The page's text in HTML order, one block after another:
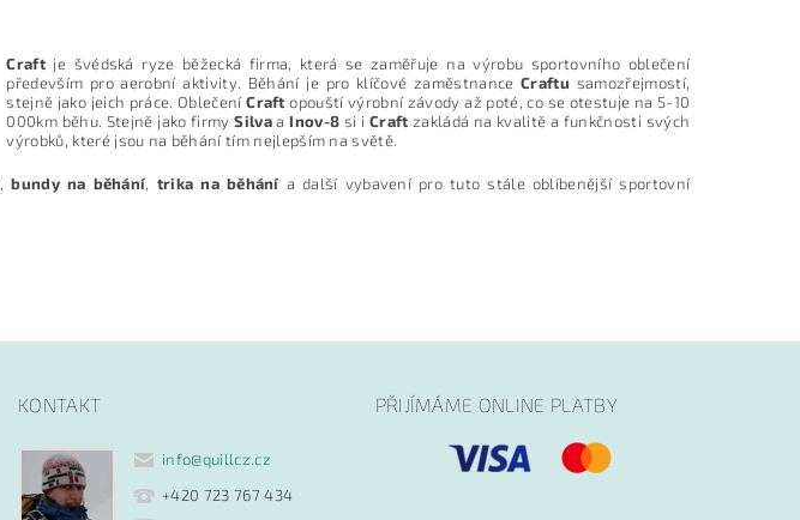
Craft je švédská ryze běžecká firma, která se zaměřuje na výrobu sportovního oblečení
především pro aerobní aktivity. Běhání je pro klíčové zaměstnanceCraftu samozřejmostí,
stejně jako jeich práce. OblečeníCraft opouští výrobní závody až poté, co se otestuje na 5-10
000km běhu. Stejně jako firmySilvaa Inov-8 si i Craft zakládá na kvalitě a funkčnosti svých
výrobků, které jsou na běhání tím nejlepším na světě.
,bundy na běhání, trika na běhání a další vybavení pro tuto stále oblíbenější sportovní
KONTAKT
info@quillcz.cz
+420 723 767 434
PŘIJÍMÁME ONLINE PLATBY